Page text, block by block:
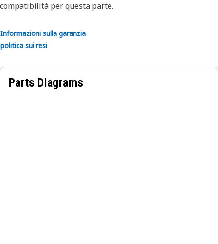
compatibilità per questa parte.
Informazioni sulla garanzia
politica sui resi
Parts Diagrams